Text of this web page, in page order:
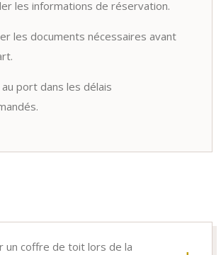
les informations de réservation.
les documents nécessaires avant
port dans les délais
un coffre de toit lors de la